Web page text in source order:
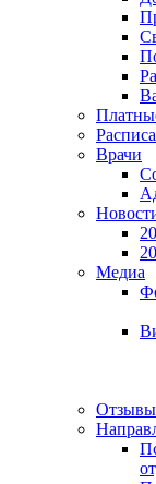
Врачи
Медиа
Отзывы